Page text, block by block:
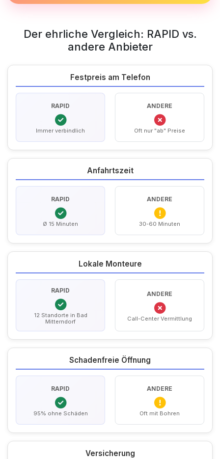
Der ehrliche Vergleich: RAPID vs.
andere Anbieter
Festpreis am Telefon
RAPID
Immer verbindlich
ANDERE
Oft nur "ab" Preise
Anfahrtszeit
RAPID
Ø 15 Minuten
ANDERE
30-60 Minuten
Lokale Monteure
RAPID
12 Standorte in Bad
Mitterndorf
ANDERE
Call-Center Vermittlung
Schadenfreie Öffnung
RAPID
95% ohne Schäden
ANDERE
Oft mit Bohren
Versicherung